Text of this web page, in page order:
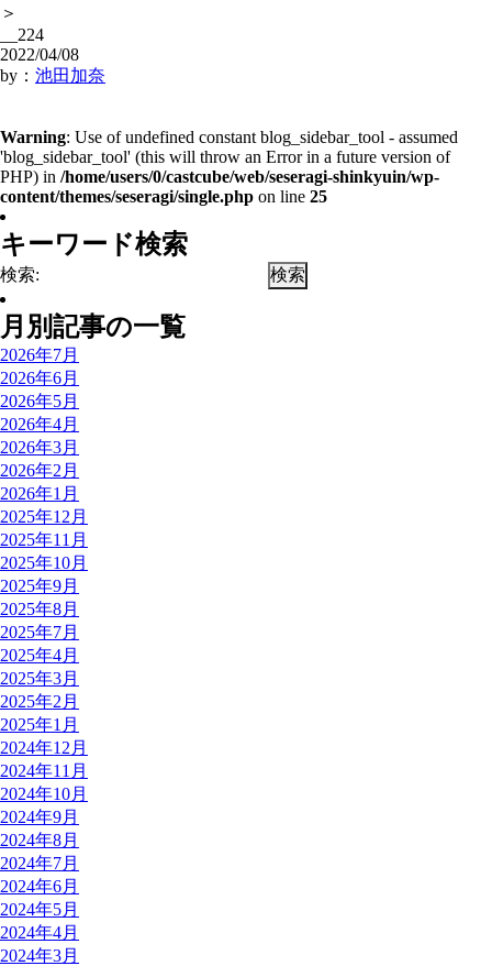
＞
__224
2022/04/08
by： 池田加奈
Warning: Use of undefined constant blog_sidebar_tool - assumed
'blog_sidebar_tool' (this will throw an Error in a future version of
PHP) in /home/users/0/castcube/web/seseragi-shinkyuin/wp-
content/themes/seseragi/single.php on line 25
キーワード検索
検索:
月別記事の一覧
2026年7月
2026年6月
2026年5月
2026年4月
2026年3月
2026年2月
2026年1月
2025年12月
2025年11月
2025年10月
2025年9月
2025年8月
2025年7月
2025年4月
2025年3月
2025年2月
2025年1月
2024年12月
2024年11月
2024年10月
2024年9月
2024年8月
2024年7月
2024年6月
2024年5月
2024年4月
2024年3月